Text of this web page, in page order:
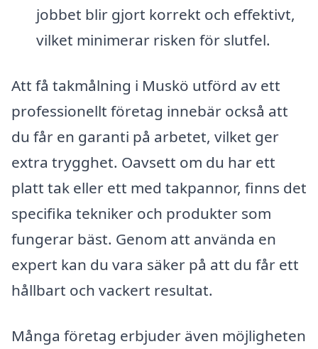
jobbet blir gjort korrekt och effektivt,
vilket minimerar risken för slutfel.
Att få takmålning i Muskö utförd av ett
professionellt företag innebär också att
du får en garanti på arbetet, vilket ger
extra trygghet. Oavsett om du har ett
platt tak eller ett med takpannor, finns det
specifika tekniker och produkter som
fungerar bäst. Genom att använda en
expert kan du vara säker på att du får ett
hållbart och vackert resultat.
Många företag erbjuder även möjligheten